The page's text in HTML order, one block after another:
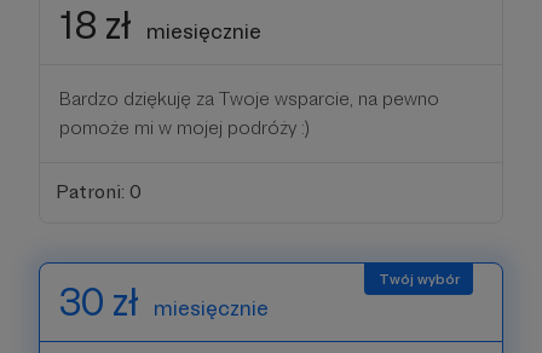
18 zł miesięcznie
Bardzo dziękuję za Twoje wsparcie, na pewno
pomoże mi w mojej podróży :)
Patroni: 0
30 zł miesięcznie